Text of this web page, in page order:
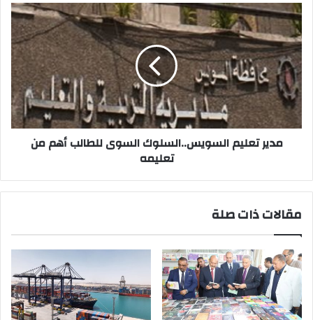
مدير
تعليم
السويس..السلوك
السوى
للطالب
أهم
من
تعليمه
مدير تعليم السويس..السلوك السوى للطالب أهم من
تعليمه
مقالات ذات صلة